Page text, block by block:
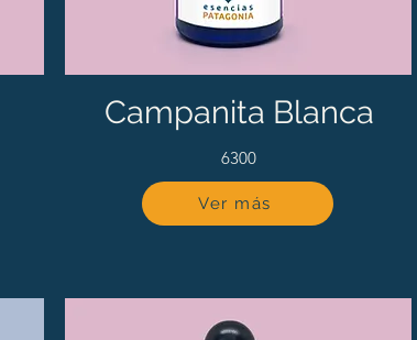
Campanita Blanca
6300
Ver más